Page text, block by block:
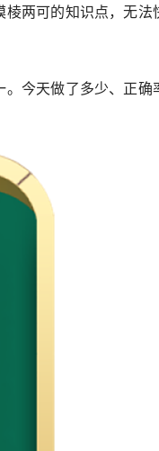
棱两可的知识点，无法
。今天做了多少、正确